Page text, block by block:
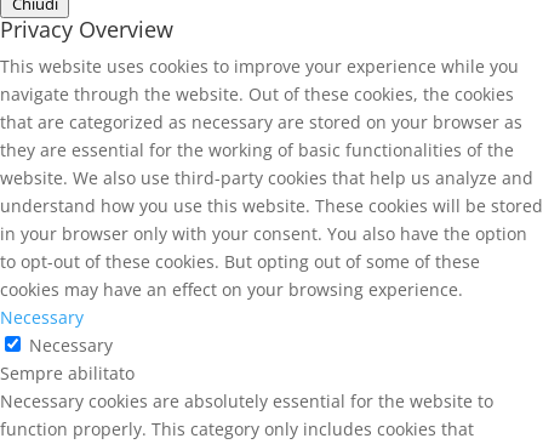
Privacy Overview
This website uses cookies to improve your experience while you
navigate through the website. Out of these cookies, the cookies
that are categorized as necessary are stored on your browser as
they are essential for the working of basic functionalities of the
website. We also use third-party cookies that help us analyze and
understand how you use this website. These cookies will be stored
in your browser only with your consent. You also have the option
to opt-out of these cookies. But opting out of some of these
cookies may have an effect on your browsing experience.
Necessary
Necessary
Sempre abilitato
Necessary cookies are absolutely essential for the website to
function properly. This category only includes cookies that